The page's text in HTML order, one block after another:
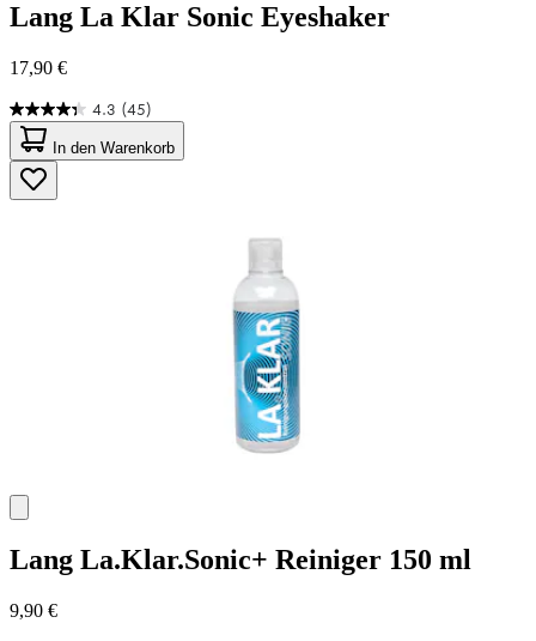
Lang La Klar Sonic Eyeshaker
17,90 €
4.3 (45)
4.3
von
5
Sternen.
45
In den Warenkorb
Lang La.Klar.Sonic+ Reiniger 150 ml
9,90 €